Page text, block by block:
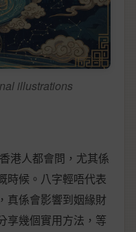
illustrations
港人都會問，尤其係
時候。八字輕唔代表
真係會影響到姻緣財
享幾個實用方法，等